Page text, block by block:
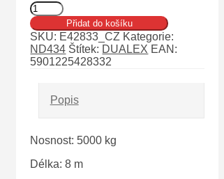
Popruh
s
ráčnou
5T
8m
Přidat do košíku
SKU: E42833_CZ Kategorie:
ND434 Štítek: DUALEX EAN:
5901225428332
Popis
Nosnost: 5000 kg
Délka: 8 m